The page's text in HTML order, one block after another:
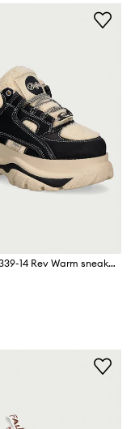
Buffalo 1339-14 Rev Warm sneakersy damskie